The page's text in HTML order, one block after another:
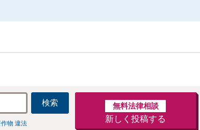
検索
物 違法
無料法律相談
新しく投稿する